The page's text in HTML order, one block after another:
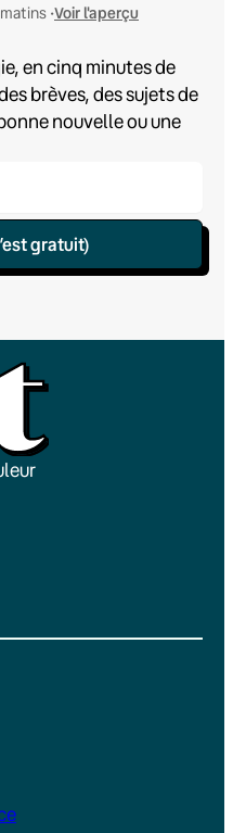
•Voir l'aperçu
en cinq minutes de
brèves, des sujets de
nouvelle ou une
gratuit)